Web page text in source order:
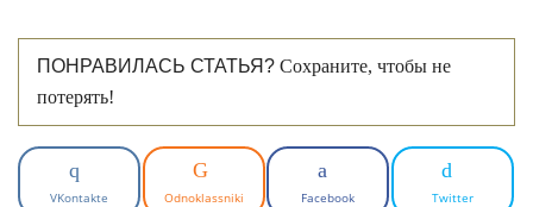
ПОНРАВИЛАСЬ СТАТЬЯ? Сохраните, чтобы не
потерять!
VKontakte Odnoklassniki Facebook Twitter